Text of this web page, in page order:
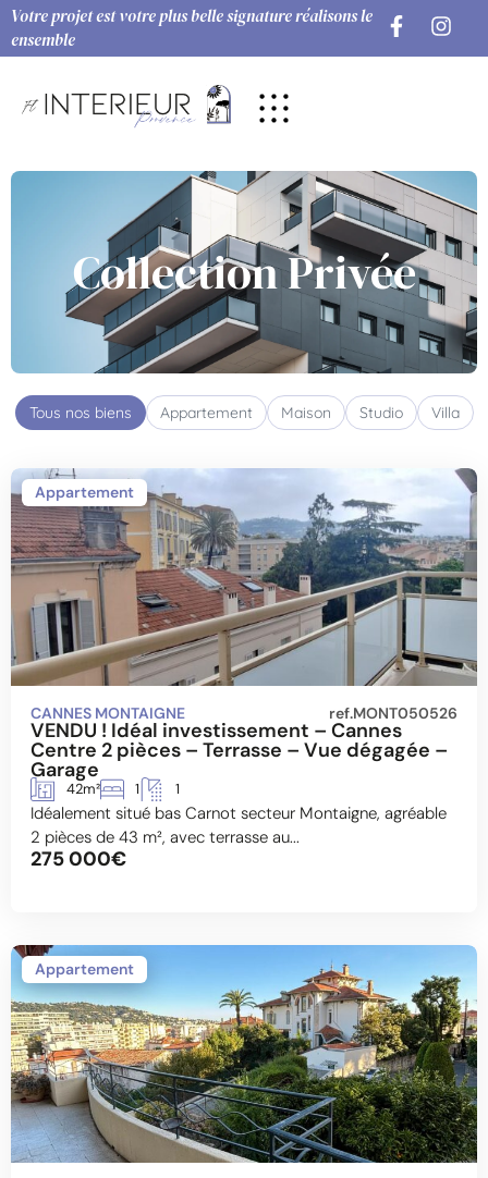
Votre projet est votre plus belle signature réalisons le
ensemble
CollectionPrivée
Appartement Maison Studio Villa
Tous nos biens
Appartement
CANNES MONTAIGNE ref.MONT050526
VENDU ! Idéal investissement – Cannes
Centre 2 pièces – Terrasse – Vue dégagée –
Garage
42m² 1 1
Idéalement situé bas Carnot secteur Montaigne, agréable
2 pièces de 43 m², avec terrasse au...
275 000€
Appartement